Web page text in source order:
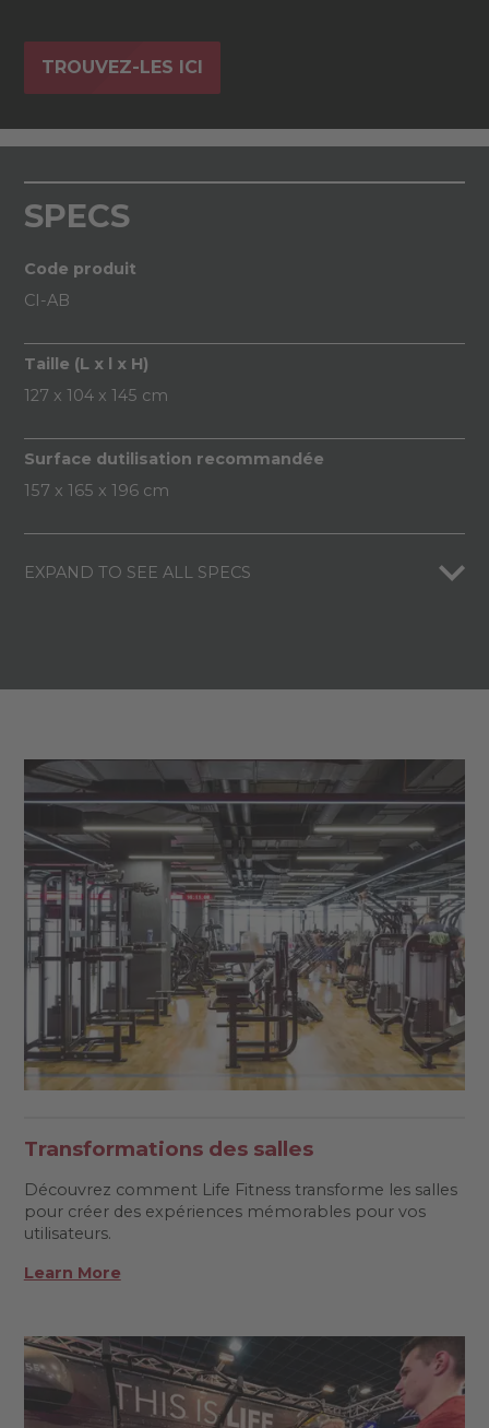
TROUVEZ-LES ICI
SPECS
Code produit
CI-AB
Taille (L x l x H)
127 x 104 x 145 cm
Surface dutilisation recommandée
157 x 165 x 196 cm
EXPAND TO SEE ALL SPECS
Transformations des salles
Découvrez comment Life Fitness transforme les salles
pour créer des expériences mémorables pour vos
utilisateurs.
Learn More